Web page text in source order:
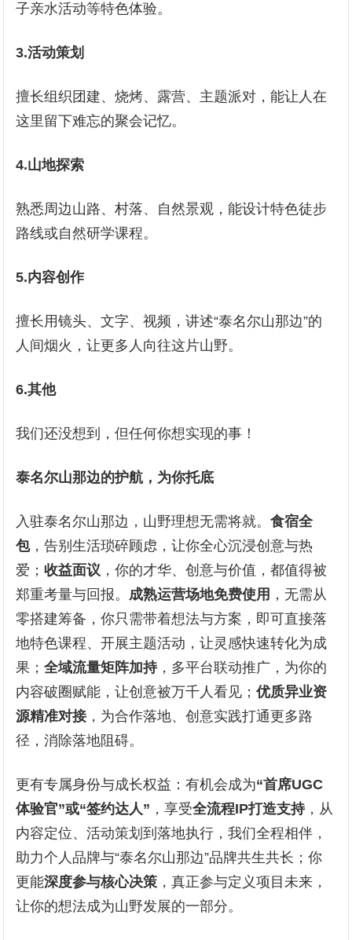
子亲水活动等特色体验。
3.活动策划
擅长组织团建、烧烤、露营、主题派对，能让人在
这里留下难忘的聚会记忆。
4.山地探索
熟悉周边山路、村落、自然景观，能设计特色徒步
路线或自然研学课程。
5.内容创作
擅长用镜头、文字、视频，讲述“泰名尔山那边”的
人间烟火，让更多人向往这片山野。
6.其他
我们还没想到，但任何你想实现的事！
泰名尔山那边的护航，为你托底
入驻泰名尔山那边，山野理想无需将就。食宿全
包，告别生活琐碎顾虑，让你全心沉浸创意与热
爱；收益面议 ，你的才华、创意与价值，都值得被
郑重考量与回报。 成熟运营场地免费使用 ，无需从
零搭建筹备，你只需带着想法与方案，即可直接落
地特色课程、开展主题活动，让灵感快速转化为成
果；全域流量矩阵加持，多平台联动推广，为你的
内容破圈赋能，让创意被万千人看见；优质异业资
源精准对接 ，为合作落地、创意实践打通更多路
径，消除落地阻碍。
更有专属身份与成长权益：有机会成为“首席UGC
体验官”或“签约达人” ，享受全流程IP打造支持，从
内容定位、活动策划到落地执行，我们全程相伴，
助力个人品牌与“泰名尔山那边”品牌共生共长；你
更能深度参与核心决策 ，真正参与定义项目未来，
让你的想法成为山野发展的一部分。